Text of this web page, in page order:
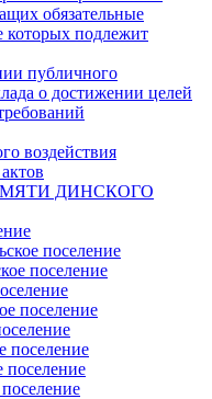
обязательные
которых подлежит
публичного
о достижении целей
воздействия
ДИНСКОГО
поселение
поселение
поселение
поселение
поселение